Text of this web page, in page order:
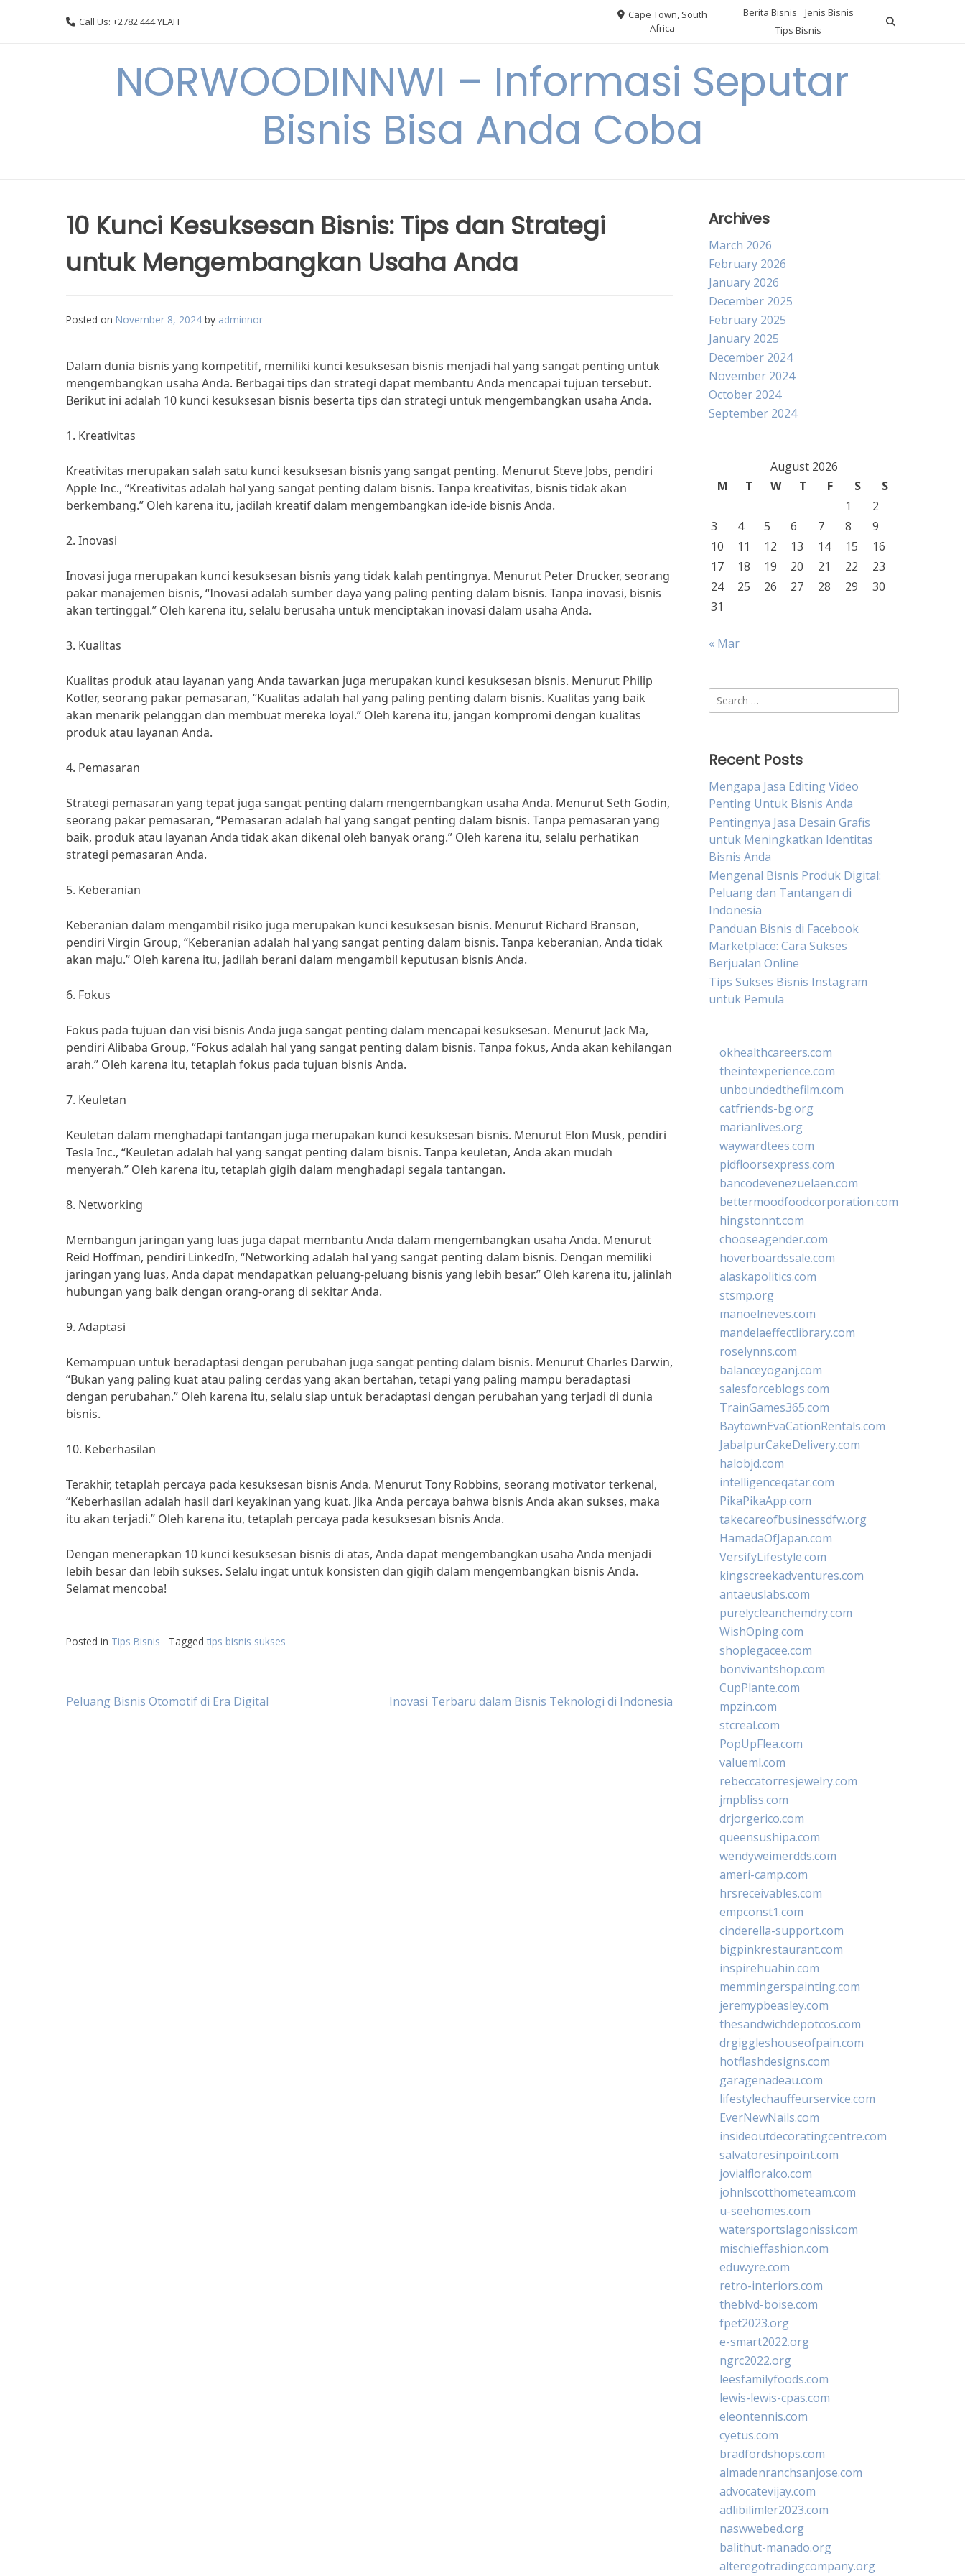
Call Us: +2782 444 YEAH
Cape Town, South
Africa
Berita Bisnis
Jenis Bisnis
Tips Bisnis
NORWOODINNWI – Informasi Seputar
Bisnis Bisa Anda Coba
10 Kunci Kesuksesan Bisnis: Tips dan Strategi
untuk Mengembangkan Usaha Anda
Posted on November 8, 2024 by adminnor
Dalam dunia bisnis yang kompetitif, memiliki kunci kesuksesan bisnis menjadi hal yang sangat penting untuk
mengembangkan usaha Anda. Berbagai tips dan strategi dapat membantu Anda mencapai tujuan tersebut.
Berikut ini adalah 10 kunci kesuksesan bisnis beserta tips dan strategi untuk mengembangkan usaha Anda.
1. Kreativitas
Kreativitas merupakan salah satu kunci kesuksesan bisnis yang sangat penting. Menurut Steve Jobs, pendiri
Apple Inc., “Kreativitas adalah hal yang sangat penting dalam bisnis. Tanpa kreativitas, bisnis tidak akan
berkembang.” Oleh karena itu, jadilah kreatif dalam mengembangkan ide-ide bisnis Anda.
2. Inovasi
Inovasi juga merupakan kunci kesuksesan bisnis yang tidak kalah pentingnya. Menurut Peter Drucker, seorang
pakar manajemen bisnis, “Inovasi adalah sumber daya yang paling penting dalam bisnis. Tanpa inovasi, bisnis
akan tertinggal.” Oleh karena itu, selalu berusaha untuk menciptakan inovasi dalam usaha Anda.
3. Kualitas
Kualitas produk atau layanan yang Anda tawarkan juga merupakan kunci kesuksesan bisnis. Menurut Philip
Kotler, seorang pakar pemasaran, “Kualitas adalah hal yang paling penting dalam bisnis. Kualitas yang baik
akan menarik pelanggan dan membuat mereka loyal.” Oleh karena itu, jangan kompromi dengan kualitas
produk atau layanan Anda.
4. Pemasaran
Strategi pemasaran yang tepat juga sangat penting dalam mengembangkan usaha Anda. Menurut Seth Godin,
seorang pakar pemasaran, “Pemasaran adalah hal yang sangat penting dalam bisnis. Tanpa pemasaran yang
baik, produk atau layanan Anda tidak akan dikenal oleh banyak orang.” Oleh karena itu, selalu perhatikan
strategi pemasaran Anda.
5. Keberanian
Keberanian dalam mengambil risiko juga merupakan kunci kesuksesan bisnis. Menurut Richard Branson,
pendiri Virgin Group, “Keberanian adalah hal yang sangat penting dalam bisnis. Tanpa keberanian, Anda tidak
akan maju.” Oleh karena itu, jadilah berani dalam mengambil keputusan bisnis Anda.
6. Fokus
Fokus pada tujuan dan visi bisnis Anda juga sangat penting dalam mencapai kesuksesan. Menurut Jack Ma,
pendiri Alibaba Group, “Fokus adalah hal yang sangat penting dalam bisnis. Tanpa fokus, Anda akan kehilangan
arah.” Oleh karena itu, tetaplah fokus pada tujuan bisnis Anda.
7. Keuletan
Keuletan dalam menghadapi tantangan juga merupakan kunci kesuksesan bisnis. Menurut Elon Musk, pendiri
Tesla Inc., “Keuletan adalah hal yang sangat penting dalam bisnis. Tanpa keuletan, Anda akan mudah
menyerah.” Oleh karena itu, tetaplah gigih dalam menghadapi segala tantangan.
8. Networking
Membangun jaringan yang luas juga dapat membantu Anda dalam mengembangkan usaha Anda. Menurut
Reid Hoffman, pendiri LinkedIn, “Networking adalah hal yang sangat penting dalam bisnis. Dengan memiliki
jaringan yang luas, Anda dapat mendapatkan peluang-peluang bisnis yang lebih besar.” Oleh karena itu, jalinlah
hubungan yang baik dengan orang-orang di sekitar Anda.
9. Adaptasi
Kemampuan untuk beradaptasi dengan perubahan juga sangat penting dalam bisnis. Menurut Charles Darwin,
“Bukan yang paling kuat atau paling cerdas yang akan bertahan, tetapi yang paling mampu beradaptasi
dengan perubahan.” Oleh karena itu, selalu siap untuk beradaptasi dengan perubahan yang terjadi di dunia
bisnis.
10. Keberhasilan
Terakhir, tetaplah percaya pada kesuksesan bisnis Anda. Menurut Tony Robbins, seorang motivator terkenal,
“Keberhasilan adalah hasil dari keyakinan yang kuat. Jika Anda percaya bahwa bisnis Anda akan sukses, maka
itu akan terjadi.” Oleh karena itu, tetaplah percaya pada kesuksesan bisnis Anda.
Dengan menerapkan 10 kunci kesuksesan bisnis di atas, Anda dapat mengembangkan usaha Anda menjadi
lebih besar dan lebih sukses. Selalu ingat untuk konsisten dan gigih dalam mengembangkan bisnis Anda.
Selamat mencoba!
Posted in Tips Bisnis Tagged tips bisnis sukses
Post
Peluang Bisnis Otomotif di Era Digital Inovasi Terbaru dalam Bisnis Teknologi di Indonesia
Archives
March 2026
February 2026
January 2026
December 2025
February 2025
January 2025
December 2024
November 2024
October 2024
September 2024
August 2026
M
T W T F S
S
1
2
3
4 5 6 7 8
9
10
11 12 13 14 15
16
17
18 19 20 21 22
23
24
25 26 27 28 29
30
31
« Mar
Search
for:
Recent Posts
Mengapa Jasa Editing Video
Penting Untuk Bisnis Anda
Pentingnya Jasa Desain Grafis
untuk Meningkatkan Identitas
Bisnis Anda
Mengenal Bisnis Produk Digital:
Peluang dan Tantangan di
Indonesia
Panduan Bisnis di Facebook
Marketplace: Cara Sukses
Berjualan Online
Tips Sukses Bisnis Instagram
untuk Pemula
okhealthcareers.com
theintexperience.com
unboundedthefilm.com
catfriends-bg.org
marianlives.org
waywardtees.com
pidfloorsexpress.com
bancodevenezuelaen.com
bettermoodfoodcorporation.com
hingstonnt.com
chooseagender.com
hoverboardssale.com
alaskapolitics.com
stsmp.org
manoelneves.com
mandelaeffectlibrary.com
roselynns.com
balanceyoganj.com
salesforceblogs.com
TrainGames365.com
BaytownEvaCationRentals.com
JabalpurCakeDelivery.com
halobjd.com
intelligenceqatar.com
PikaPikaApp.com
takecareofbusinessdfw.org
HamadaOfJapan.com
VersifyLifestyle.com
kingscreekadventures.com
antaeuslabs.com
purelycleanchemdry.com
WishOping.com
shoplegacee.com
bonvivantshop.com
CupPlante.com
mpzin.com
stcreal.com
PopUpFlea.com
valueml.com
rebeccatorresjewelry.com
jmpbliss.com
drjorgerico.com
queensushipa.com
wendyweimerdds.com
ameri-camp.com
hrsreceivables.com
empconst1.com
cinderella-support.com
bigpinkrestaurant.com
inspirehuahin.com
memmingerspainting.com
jeremypbeasley.com
thesandwichdepotcos.com
drgiggleshouseofpain.com
hotflashdesigns.com
garagenadeau.com
lifestylechauffeurservice.com
EverNewNails.com
insideoutdecoratingcentre.com
salvatoresinpoint.com
jovialfloralco.com
johnlscotthometeam.com
u-seehomes.com
watersportslagonissi.com
mischieffashion.com
eduwyre.com
retro-interiors.com
theblvd-boise.com
fpet2023.org
e-smart2022.org
ngrc2022.org
leesfamilyfoods.com
lewis-lewis-cpas.com
eleontennis.com
cyetus.com
bradfordshops.com
almadenranchsanjose.com
advocatevijay.com
adlibilimler2023.com
naswwebed.org
balithut-manado.org
alteregotradingcompany.org